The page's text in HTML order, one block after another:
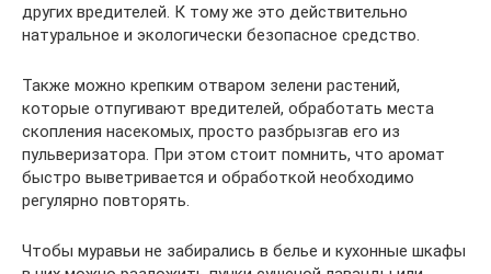
других вредителей. К тому же это действительно
натуральное и экологически безопасное средство.
Также можно крепким отваром зелени растений,
которые отпугивают вредителей, обработать места
скопления насекомых, просто разбрызгав его из
пульверизатора. При этом стоит помнить, что аромат
быстро выветривается и обработкой необходимо
регулярно повторять.
Чтобы муравьи не забирались в белье и кухонные шкафы